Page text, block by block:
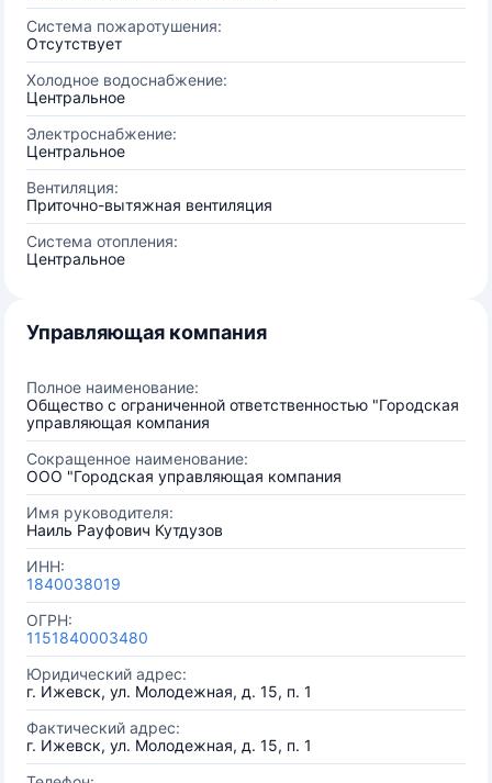
Система пожаротушения:
Отсутствует
Холодное водоснабжение:
Центральное
Электроснабжение:
Центральное
Вентиляция:
Приточно-вытяжная вентиляция
Система отопления:
Центральное
Управляющая компания
Полное наименование:
Общество с ограниченной ответственностью "Городская
управляющая компания
Сокращенное наименование:
ООО "Городская управляющая компания
Имя руководителя:
Наиль Рауфович Кутдузов
ИНН:
1840038019
ОГРН:
1151840003480
Юридический адрес:
г. Ижевск, ул. Молодежная, д. 15, п. 1
Фактический адрес:
г. Ижевск, ул. Молодежная, д. 15, п. 1